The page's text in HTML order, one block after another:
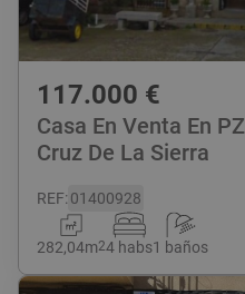
117.000 €
Casa En Venta En
Cruz De La Sierra
REF:01400928
282,04m24 habs1 baños